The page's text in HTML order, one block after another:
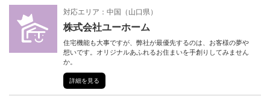
対応エリア： 中国 （ 山口県）
株式会社ユーホーム
住宅機能も大事ですが、弊社が最優先するのは、お客様の夢や
想いです。オリジナルあふれるお住まいを手創りしてみません
か。
詳細を見る